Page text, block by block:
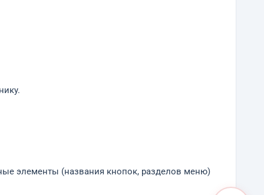
элементы (названия кнопок, разделов меню)